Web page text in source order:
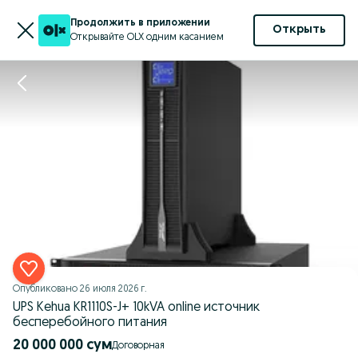
Продолжить в приложении
Открывайте OLX одним касанием
Открыть
Опубликовано 26 июля 2026 г.
UPS Kehua KR1110S-J+ 10kVA online источник
бесперебойного питания
20 000 000 сум Договорная